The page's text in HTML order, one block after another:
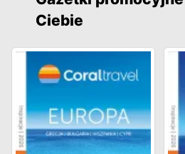
Ciebie